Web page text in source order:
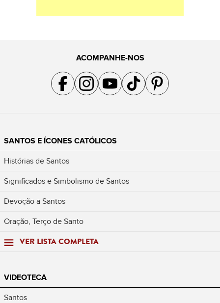
ACOMPANHE-NOS
Acompanhe a gente no Facebook
Acompanhe a gente no Instagram
Acompanhe a gente no YouTube
Acompanhe a gente no TikTok
Acompanhe a gente no
SANTOS E ÍCONES CATÓLICOS
Histórias de Santos
Significados e Simbolismo de Santos
Devoção a Santos
Oração, Terço de Santo
VER LISTA COMPLETA
VIDEOTECA
Santos